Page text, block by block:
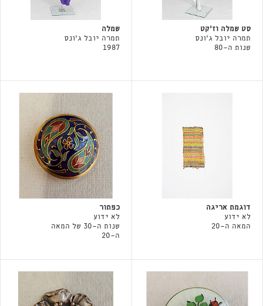
סט שמלה וז'קט
תמרה יובל ג׳ונס
שנות ה-80
שמלה
תמרה יובל ג׳ונס
1987
דוגמת אריגה
לא ידוע
המאה ה-20
כפתור
לא ידוע
שנות ה-30 של המאה
ה-20